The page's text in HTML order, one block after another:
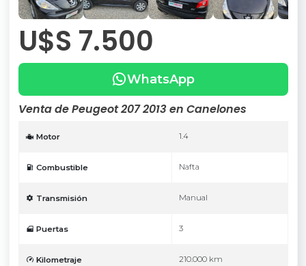
U$S 7.500
WhatsApp
Venta de Peugeot 207 2013 en Canelones
Motor 1.4
Combustible Nafta
Transmisión Manual
Puertas 3
Kilometraje 210.000 km